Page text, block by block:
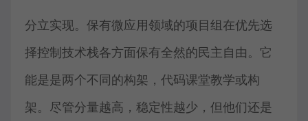
分立实现。保有微应用领域的项目组在优先选
择控制技术栈各方面保有全然的民主自由。它
能是是两个不同的构架，代码课堂教学或构
架。尽管分量越高，稳定性越少，但他们还是